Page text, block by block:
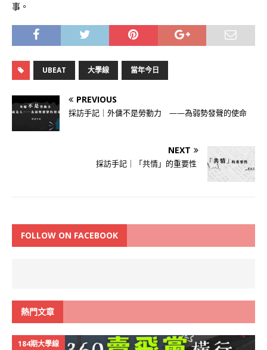
事。
UBEAT 大學線 當年今日
PREVIOUS
採訪手記｜外傭不是勞動力 ——為弱勢發聲的使命
NEXT
採訪手記｜「共情」的重要性
FOLLOW ON FACEBOOK
熱門文章
184期大學線